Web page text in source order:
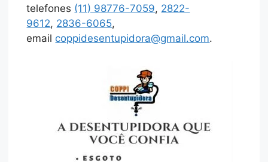
telefones (11) 98776-7059, 2822-
9612, 2836-6065,
email coppidesentupidora@gmail.com.